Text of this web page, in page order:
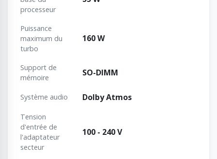
processeur
Puissance
maximum du
turbo
160 W
Support de
mémoire
SO-DIMM
Système audio Dolby Atmos
Tension
d'entrée de
l'adaptateur
secteur
100 - 240 V